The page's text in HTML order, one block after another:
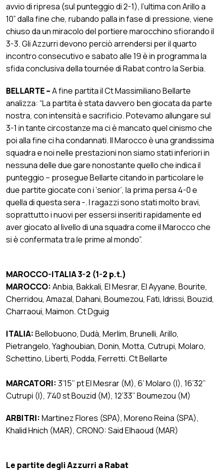
avvio di ripresa (sul punteggio di 2-1), l’ultima con Arillo a
10” dalla fine che, rubando palla in fase di pressione, viene
chiuso da un miracolo del portiere marocchino sfiorando il
3-3. Gli Azzurri devono perciò arrendersi per il quarto
incontro consecutivo e sabato alle 19 è in programma la
sfida conclusiva della tournée di Rabat contro la Serbia.
BELLARTE –A fine partita il Ct Massimiliano Bellarte
analizza: “La partita è stata davvero ben giocata da parte
nostra, con intensità e sacrificio. Potevamo allungare sul
3-1 in tante circostanze ma ci è mancato quel cinismo che
poi alla fine ci ha condannati. Il Marocco è una grandissima
squadra e noi nelle prestazioni non siamo stati inferiori in
nessuna delle due gare nonostante quello che indica il
punteggio – prosegue Bellarte citando in particolare le
due partite giocate con i ‘senior’, la prima persa 4-0 e
quella di questa sera -. I ragazzi sono stati molto bravi,
soprattutto i nuovi per essersi inseriti rapidamente ed
aver giocato al livello di una squadra come il Marocco che
si è confermata tra le prime al mondo”.
MAROCCO-ITALIA 3-2 (1-2 p.t.)
MAROCCO: Anbia, Bakkali, El Mesrar, El Ayyane, Bourite,
Cherridou, Amazal, Dahani, Boumezou, Fati, Idrissi, Bouzid,
Charraoui, Maimon. Ct Dguig
ITALIA: Bellobuono, Dudà, Merlim, Brunelli, Arillo,
Pietrangelo, Yaghoubian, Donin, Motta, Cutrupi, Molaro,
Schettino, Liberti, Podda, Ferretti. Ct Bellarte
MARCATORI: 3’15’’ pt El Mesrar (M), 6’ Molaro (I), 16’32’’
Cutrupi (I), 7’40 st Bouzid (M), 12’33’’ Boumezou (M)
ARBITRI: Martinez Flores (SPA), Moreno Reina (SPA),
Khalid Hnich (MAR), CRONO: Said Elhaoud (MAR)
Le partite degli Azzurri a Rabat